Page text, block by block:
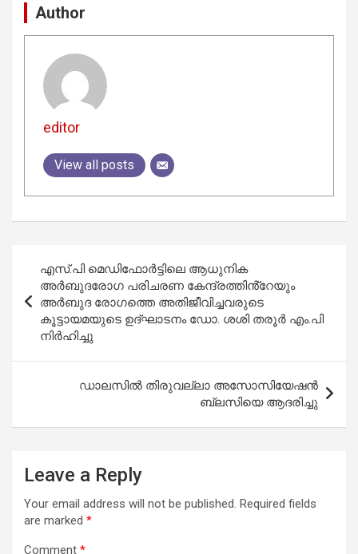
Author
editor
View all posts
navigation
എസ്.പി മെഡിഫോർട്ടിലെ ആധുനിക
അർബുദരോഗ പരിചരണ കേന്ദ്രത്തിൻ്റേയും
അർബുദ രോഗത്തെ അതിജീവിച്ചവരുടെ
കൂട്ടായമയുടെ ഉദ്ഘാടനം ഡോ. ശശി തരൂർ എം.പി
നിർഹിച്ചു
ഡാലസിൽ തിരുവല്ലാ അസോസിയേഷൻ
ബ്ലസിയെ ആദരിച്ചു
Leave a Reply
Your email address will not be published. Required fields
are marked *
Comment *